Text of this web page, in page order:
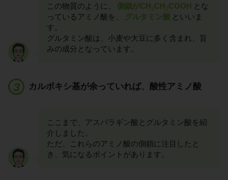
この物質のように、 側鎖がCH2CH2COOH とな
っているアミノ酸を、
グルタミン酸 といいま
す。
グルタミン酸は、小麦や大豆に多く含まれ、旨
みの成分となっています。
カルボキシ基が余っていれば、酸性アミノ酸
ここまで、アスパラギン酸とグルタミン酸を紹
介しました。
ただ、これらのアミノ酸の側鎖に注目したと
き、気になるポイントがあります。